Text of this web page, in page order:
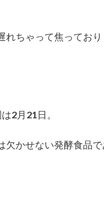
れちゃって焦ってお
2月21日。
欠かせない発酵食品